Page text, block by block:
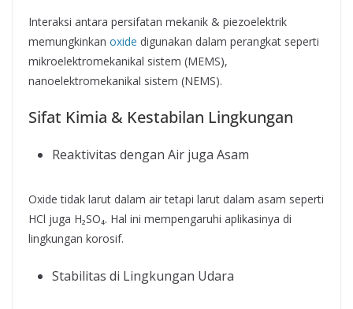
Interaksi antara persifatan mekanik & piezoelektrik
memungkinkan oxide digunakan dalam perangkat seperti
mikroelektromekanikal sistem (MEMS),
nanoelektromekanikal sistem (NEMS).
Sifat Kimia & Kestabilan Lingkungan
Reaktivitas dengan Air juga Asam
Oxide tidak larut dalam air tetapi larut dalam asam seperti
HCl juga H₂SO₄. Hal ini mempengaruhi aplikasinya di
lingkungan korosif.
Stabilitas di Lingkungan Udara